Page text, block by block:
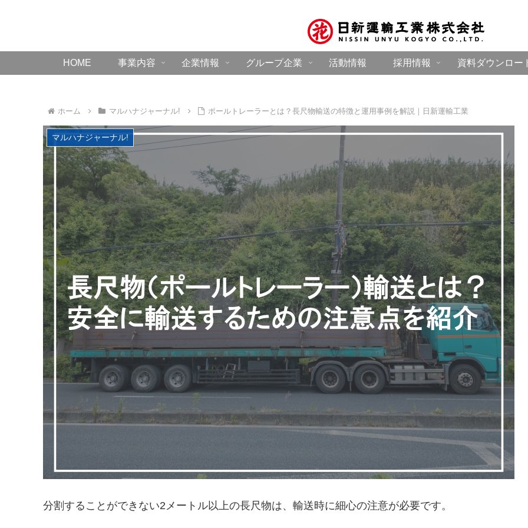
HOME 事業内容 企業情報 グループ企業 活動情報 採用情報 資料ダウンロー
ホーム マルハナジャーナル! ポールトレーラーとは？長尺物輸送の特徴と運用事例を解説｜日新運輸工業
マルハナジャーナル!
分割することができない2メートル以上の長尺物は、輸送時に細心の注意が必要です。